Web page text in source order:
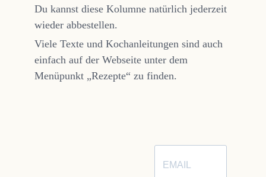
Du kannst diese Kolumne natürlich jederzeit
wieder abbestellen.
Viele Texte und Kochanleitungen sind auch
einfach auf der Webseite unter dem
Menüpunkt „Rezepte“ zu finden.